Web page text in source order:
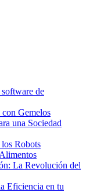
de
Gemelos
una Sociedad
Robots
La Revolución del
Eficiencia en tu